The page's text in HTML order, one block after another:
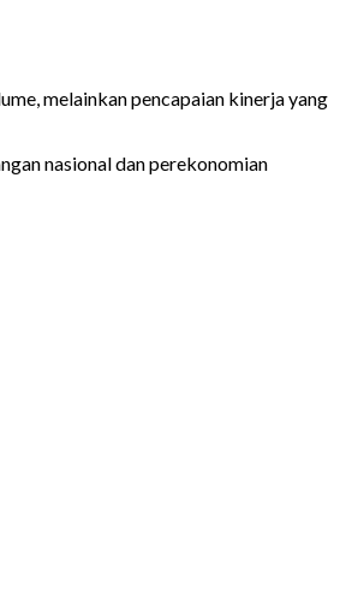
melainkan pencapaian kinerja yang
nasional dan perekonomian